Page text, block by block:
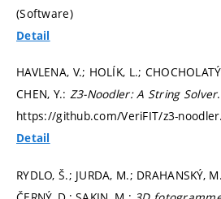
(Software)
Detail
HAVLENA, V.; HOLÍK, L.;
CHEN, Y.: Z3-Noodler: A String Solver
https://github.com/VeriFIT/z3-
Detail
RYDLO, Š.; JURDA, M.; DRAHANSKÝ,